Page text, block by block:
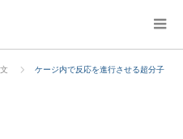
ケージ内で反応を進行させる超分子